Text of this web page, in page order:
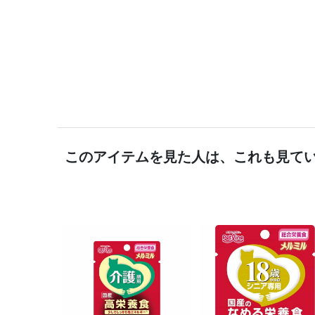
このアイテムを見た人は、これも見て